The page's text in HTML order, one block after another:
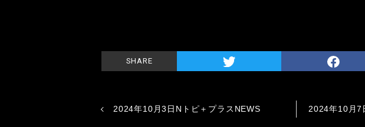
SHARE
2024年10月3日Nトピ＋プラスNEWS 2024年10月7